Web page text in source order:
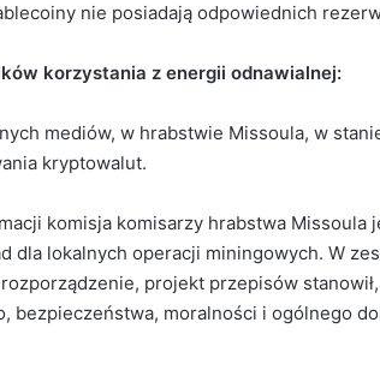
nie posiadają odpowiednich
korzystania z energii odnawialnej:
mediów, w hrabstwie Missoula, w
kryptowalut.
komisja komisarzy hrabstwa Missoula
dla lokalnych operacji miningowych. W
projekt przepisów
bezpieczeństwa, moralności i ogólnego